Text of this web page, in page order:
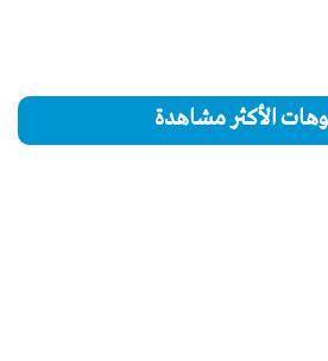
الأكثر مشاهدة